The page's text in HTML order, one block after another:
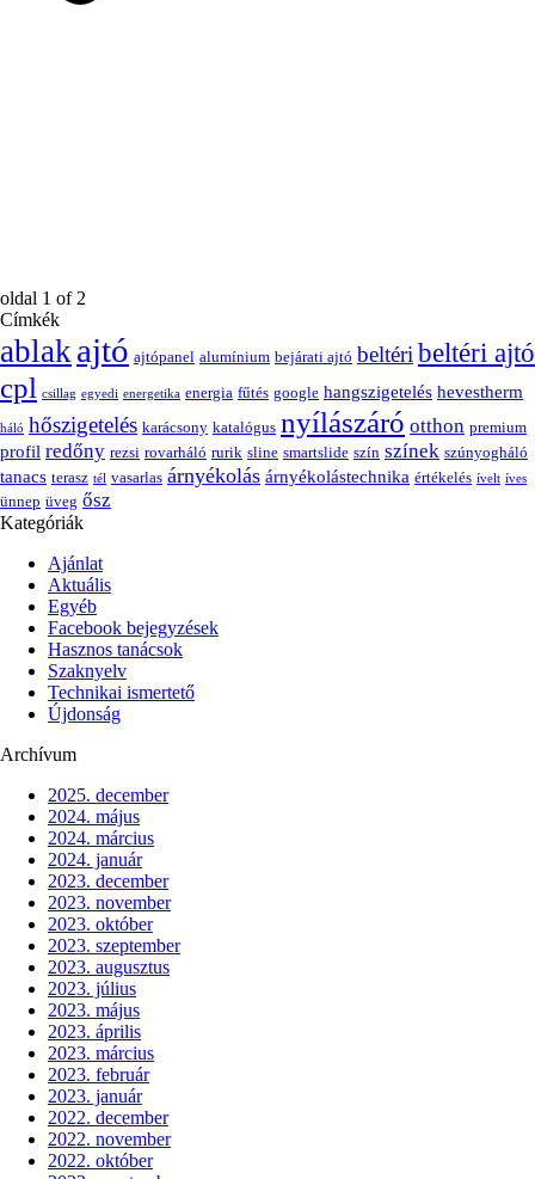
oldal 1 of2
Címkék
ablakajtó ajtópanel alumínium bejárati ajtó beltéribeltéri ajtó
cpl csillag egyedi energetika energia fűtés google hangszigetelés hevestherm
háló hőszigetelés karácsony katalógus nyílászáró otthon premium
profil redőny rezsi rovarháló rurik sline smartslide szín színek szúnyogháló
tanacs terasz tél vasarlas árnyékolás árnyékolástechnika értékelés ívelt íves
ünnep üveg ősz
Kategóriák
Ajánlat
Aktuális
Egyéb
Facebook bejegyzések
Hasznos tanácsok
Szaknyelv
Technikai ismertető
Újdonság
Archívum
2025. december
2024. május
2024. március
2024. január
2023. december
2023. november
2023. október
2023. szeptember
2023. augusztus
2023. július
2023. május
2023. április
2023. március
2023. február
2023. január
2022. december
2022. november
2022. október